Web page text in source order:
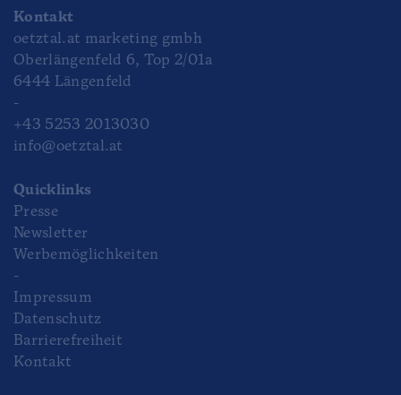
Kontakt
oetztal.at marketing gmbh
Oberlängenfeld 6, Top 2/01a
6444 Längenfeld
-
+43 5253 2013030
info@oetztal.at
Quicklinks
Presse
Newsletter
Werbemöglichkeiten
-
Impressum
Datenschutz
Barrierefreiheit
Kontakt